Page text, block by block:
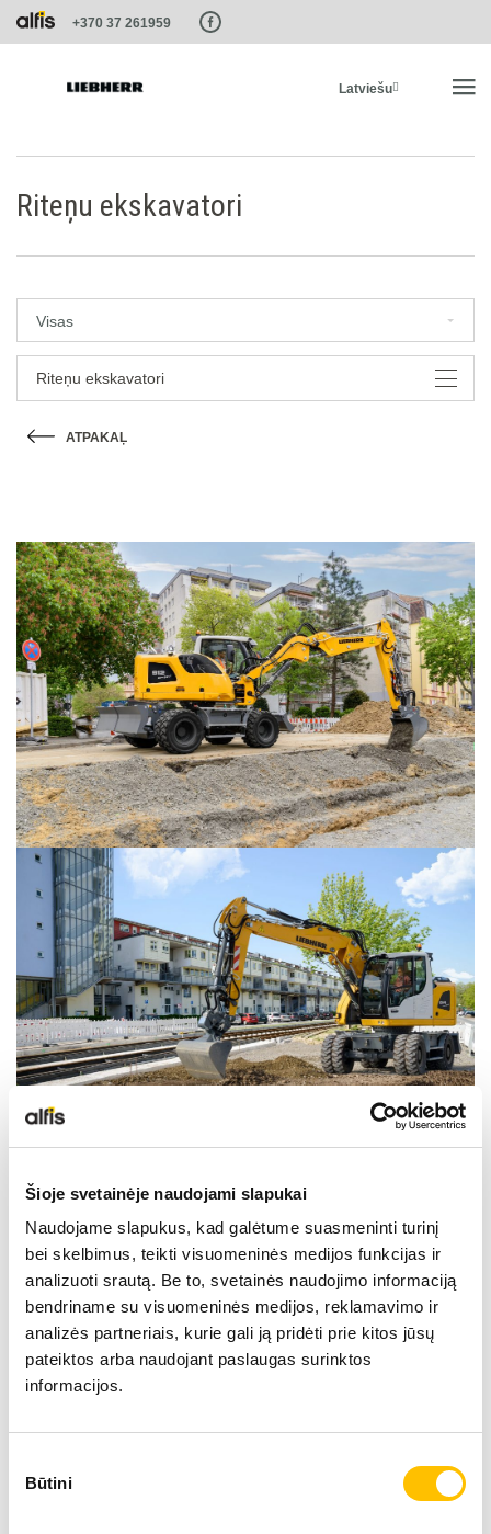
Šioje svetainėje naudojami slapukai
Naudojame slapukus, kad galėtume suasmeninti turinį
bei skelbimus, teikti visuomeninės medijos funkcijas ir
analizuoti srautą. Be to, svetainės naudojimo informaciją
bendriname su visuomeninės medijos, reklamavimo ir
analizės partneriais, kurie gali ją pridėti prie kitos jūsų
pateiktos arba naudojant paslaugas surinktos
informacijos.
pasirinkimas
Būtini
Paste this code as high in the of the page as possible:
+370 37 261959
Latviešu
PAKALPOJUMI UN RISINĀJUMI
KARJERAS IESPĒJAS
APIE MUS
KONTAKTI
Riteņu ekskavatori
Visas
Riteņu ekskavatori
ATPAKAĻ